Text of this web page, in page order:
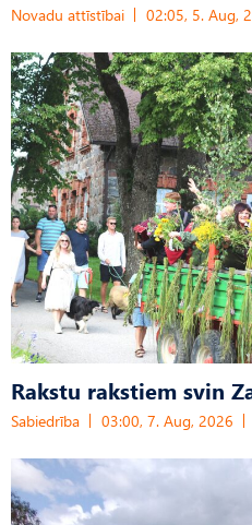
Novadu attīstībai 02:05, 5. Aug,
Rakstu rakstiem svin
Sabiedrība 03:00, 7. Aug, 2026